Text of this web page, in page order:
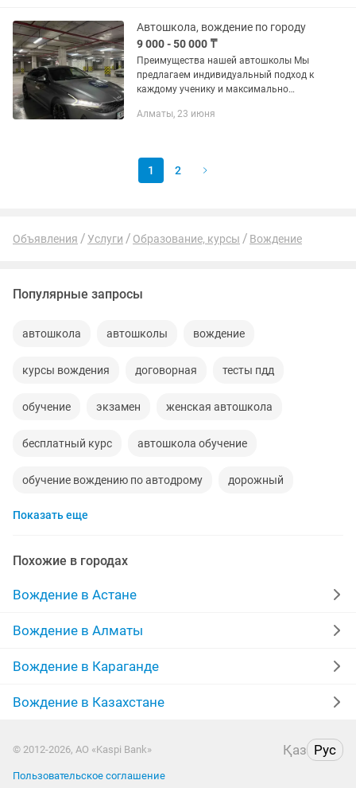
Автошкола, вождение по городу
9 000 - 50 000 ₸
Преимущества нашей автошколы Мы
предлагаем индивидуальный подход к
каждому ученику и максимально
Доступные цены и удобная оплата
Алматы, 23 июня
1 2
Объявления Услуги Образование, курсы Вождение
Популярные запросы
автошкола автошколы вождение
курсы вождения договорная тесты пдд
обучение экзамен женская автошкола
бесплатный курс автошкола обучение
обучение вождению по автодрому дорожный
русский курс
перевозки грузов
наборы водитель 20000 тенге
гусеничный экскаватор
внедорожники выпускники
2 сим шапка сдача отчета
Показать еще
Похожие в городах
Вождение в Астане
Вождение в Алматы
Вождение в Караганде
Вождение в Казахстане
© 2012-2026, АО «Kaspi Bank» Қаз Рус
Пользовательское соглашение